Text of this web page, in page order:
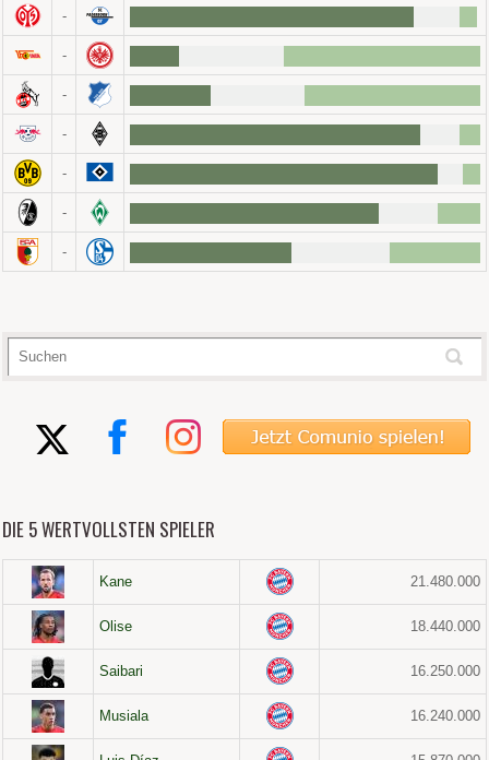
-
-
-
-
-
-
-
DIE 5 WERTVOLLSTEN SPIELER
Kane 21.480.000
Olise 18.440.000
Saibari 16.250.000
Musiala 16.240.000